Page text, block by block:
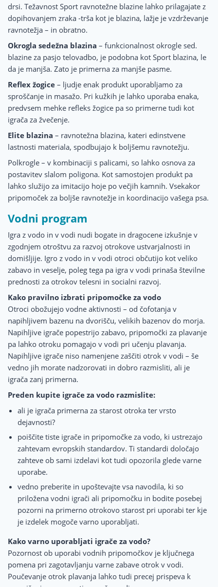
drsi. Težavnost Sport ravnotežne blazine lahko prilagajate z
dopihovanjem zraka -trša kot je blazina, lažje je vzdrževanje
ravnotežja – in obratno.
Okrogla sedežna blazina – funkcionalnost okrogle sed.
blazine za pasjo telovadbo, je podobna kot Sport blazina, le
da je manjša. Zato je primerna za manjše pasme.
Reflex žogice – ljudje enak produkt uporabljamo za
sproščanje in masažo. Pri kužkih je lahko uporaba enaka,
predvsem mehke refleks žogice pa so primerne tudi kot
igrača za žvečenje.
Elite blazina – ravnotežna blazina, kateri edinstvene
lastnosti materiala, spodbujajo k boljšemu ravnotežju.
Polkrogle – v kombinaciji s palicami, so lahko osnova za
postavitev slalom poligona. Kot samostojen produkt pa
lahko služijo za imitacijo hoje po večjih kamnih. Vsekakor
pripomoček za boljše ravnotežje in koordinacijo vašega psa.
Vodni program
Igra z vodo in v vodi nudi bogate in dragocene izkušnje v
zgodnjem otroštvu za razvoj otrokove ustvarjalnosti in
domišljije. Igro z vodo in v vodi otroci občutijo kot veliko
zabavo in veselje, poleg tega pa igra v vodi prinaša številne
prednosti za otrokov telesni in socialni razvoj.
Kako pravilno izbrati pripomočke za vodo
Otroci obožujejo vodne aktivnosti – od čofotanja v
napihljivem bazenu na dvorišču, velikih bazenov do morja.
Napihljive igrače popestrijo zabavo, pripomočki za plavanje
pa lahko otroku pomagajo v vodi pri učenju plavanja.
Napihljive igrače niso namenjene zaščiti otrok v vodi – še
vedno jih morate nadzorovati in dobro razmisliti, ali je
igrača zanj primerna.
Preden kupite igrače za vodo razmislite:
ali je igrača primerna za starost otroka ter vrsto
dejavnosti?
poiščite tiste igrače in pripomočke za vodo, ki ustrezajo
zahtevam evropskih standardov. Ti standardi določajo
zahteve ob sami izdelavi kot tudi opozorila glede varne
uporabe.
vedno preberite in upoštevajte vsa navodila, ki so
priložena vodni igrači ali pripomočku in bodite posebej
pozorni na primerno otrokovo starost pri uporabi ter kje
je izdelek mogoče varno uporabljati.
Kako varno uporabljati igrače za vodo?
Pozornost ob uporabi vodnih pripomočkov je ključnega
pomena pri zagotavljanju varne zabave otrok v vodi.
Poučevanje otrok plavanja lahko tudi precej prispeva k